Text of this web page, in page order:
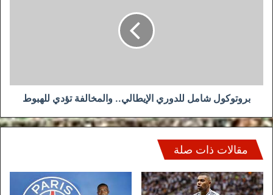
بروتوكول شامل للدوري الإيطالي.. والمخالفة تؤدي للهبوط
مقالات ذات صلة